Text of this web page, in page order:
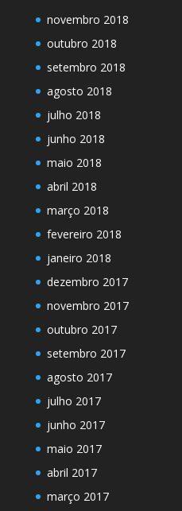
novembro 2018
outubro 2018
setembro 2018
agosto 2018
julho 2018
junho 2018
maio 2018
abril 2018
março 2018
fevereiro 2018
janeiro 2018
dezembro 2017
novembro 2017
outubro 2017
setembro 2017
agosto 2017
julho 2017
junho 2017
maio 2017
abril 2017
março 2017